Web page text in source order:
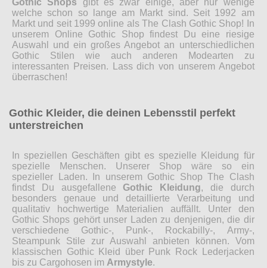
welche schon so lange am Markt sind. Seit 1992 am
Markt und seit 1999 online als The Clash Gothic Shop! In
unserem Online Gothic Shop findest Du eine riesige
Auswahl und ein großes Angebot an unterschiedlichen
Gothic Stilen wie auch anderen Modearten zu
interessanten Preisen. Lass dich von unserem Angebot
überraschen!
Gothic Kleider, die deinen Lebensstil perfekt
unterstreichen
In speziellen Geschäften gibt es spezielle Kleidung für
spezielle Menschen. Unserer Shop wäre so ein
spezieller Laden. In unserem Gothic Shop The Clash
findst Du ausgefallene Gothic Kleidung, die durch
besonders genaue und detaillierte Verarbeitung und
qualitativ hochwertige Materialien auffällt. Unter den
Gothic Shops gehört unser Laden zu denjenigen, die dir
verschiedene Gothic-, Punk-, Rockabilly-, Army-,
Steampunk Stile zur Auswahl anbieten können. Vom
klassischen Gothic Kleid über Punk Rock Lederjacken
bis zu Cargohosen im Armystyle.